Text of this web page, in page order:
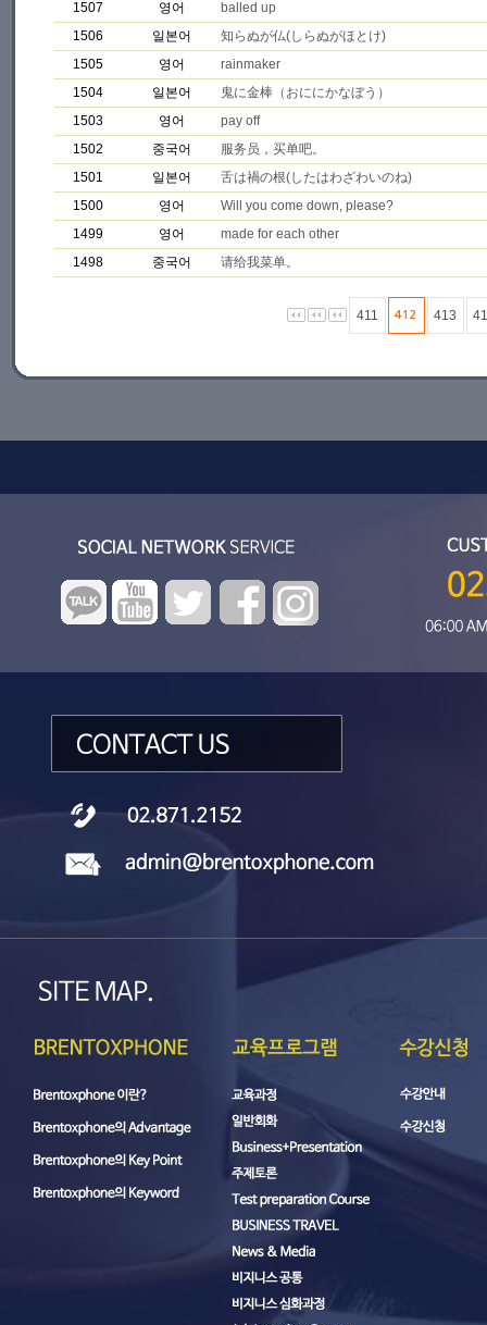
1507 영어
balled up
1506
일본어
知らぬが仏(しらぬがほとけ)
1505
영어
rainmaker
1504
일본어
鬼に金棒（おににかなぼう）
1503
영어
pay off
1502
중국어
服务员，买单吧。
1501
일본어
舌は禍の根(したはわざわいのね)
1500
영어
Will you come down, please?
1499
영어
made for each other
1498
중국어 请给我菜单。
411 412 413